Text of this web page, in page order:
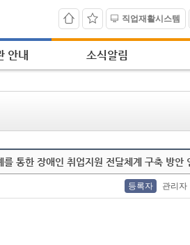
직업재활시스템
안내 소식알림
통한 장애인 취업지원 전달체계 구축 방안
등록자 관리자